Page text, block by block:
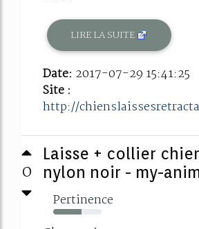
LIRE LA SUITE
Date: 2017-07-29 15:41:25
Site :
http://
0
Laisse + collier
nylon noir - my-
Pertinence
59%